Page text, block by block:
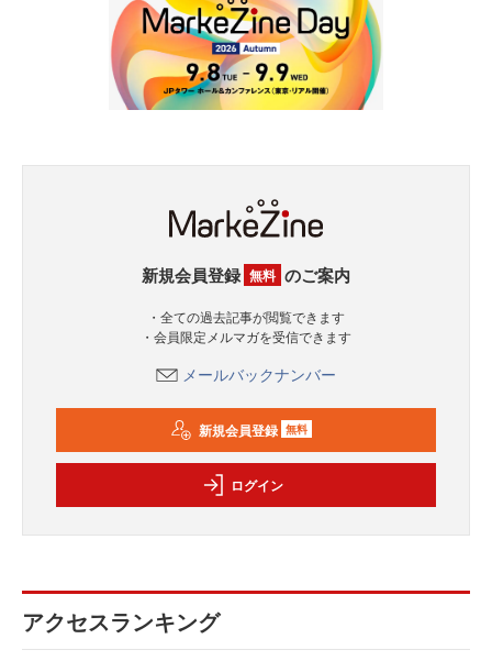
新規会員登録 無料 のご案内
・全ての過去記事が閲覧できます
・会員限定メルマガを受信できます
メールバックナンバー
新規会員登録 無料
ログイン
アクセスランキング